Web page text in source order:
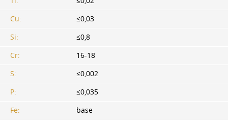
Cu:
≤0,03
Si:
≤0,8
Cr:
16-18
S:
≤0,002
P:
≤0,035
Fe:
base